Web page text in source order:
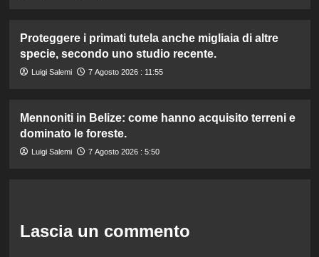
Proteggere i primati tutela anche migliaia di altre
specie, secondo uno studio recente.
Luigi Salemi 7 Agosto 2026 : 11:55
Mennoniti in Belize: come hanno acquisito terreni e
dominato le foreste.
Luigi Salemi 7 Agosto 2026 : 5:50
Lascia un commento